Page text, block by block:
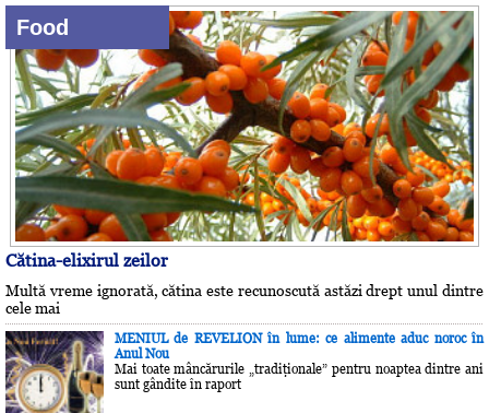
Food
Cătina-elixirul zeilor
Multă vreme ignorată, cătina este recunoscută astăzi drept unul dintre
cele mai
MENIUL de REVELION în lume: ce alimente aduc noroc în
Anul Nou
Mai toate mâncărurile „tradiţionale” pentru noaptea dintre ani
sunt gândite în raport